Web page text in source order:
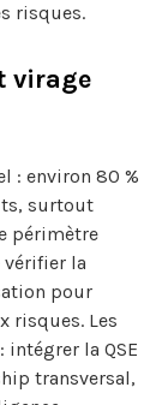
risques.
virage
: environ 80 %
surtout
périmètre
vérifier la
pour
risques. Les
la QSE
transversal,